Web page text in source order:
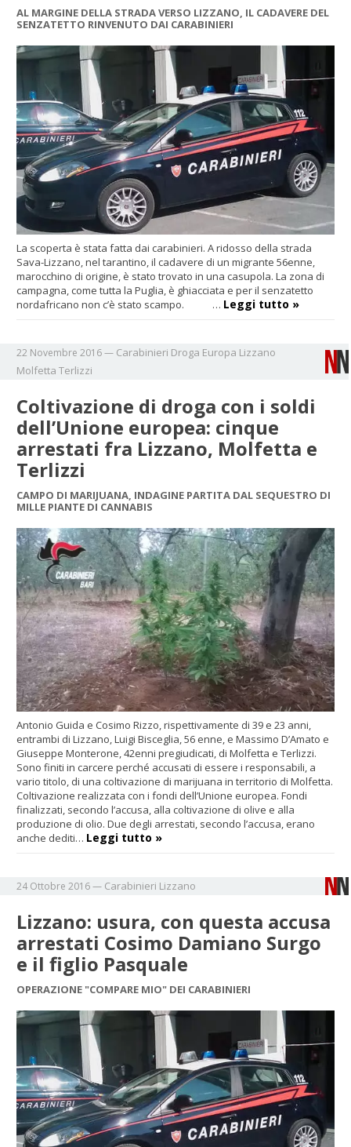
AL MARGINE DELLA STRADA VERSO LIZZANO, IL CADAVERE DEL
SENZATETTO RINVENUTO DAI CARABINIERI
La scoperta è stata fatta dai carabinieri. A ridosso della strada
Sava-Lizzano, nel tarantino, il cadavere di un migrante 56enne,
marocchino di origine, è stato trovato in una casupola. La zona di
campagna, come tutta la Puglia, è ghiacciata e per il senzatetto
nordafricano non c’è stato scampo. … Leggi tutto »
22 Novembre 2016— Carabinieri Droga Europa Lizzano
Molfetta Terlizzi
Coltivazione di droga con i soldi
dell’Unione europea: cinque
arrestati fra Lizzano, Molfetta e
Terlizzi
CAMPO DI MARIJUANA, INDAGINE PARTITA DAL SEQUESTRO DI
MILLE PIANTE DI CANNABIS
Antonio Guida e Cosimo Rizzo, rispettivamente di 39 e 23 anni,
entrambi di Lizzano, Luigi Bisceglia, 56 enne, e Massimo D’Amato e
Giuseppe Monterone, 42enni pregiudicati, di Molfetta e Terlizzi.
Sono finiti in carcere perché accusati di essere i responsabili, a
vario titolo, di una coltivazione di marijuana in territorio di Molfetta.
Coltivazione realizzata con i fondi dell’Unione europea. Fondi
finalizzati, secondo l’accusa, alla coltivazione di olive e alla
produzione di olio. Due degli arrestati, secondo l’accusa, erano
anche dediti… Leggi tutto »
24 Ottobre 2016— Carabinieri Lizzano
Lizzano: usura, con questa accusa
arrestati Cosimo Damiano Surgo
e il figlio Pasquale
OPERAZIONE "COMPARE MIO" DEI CARABINIERI